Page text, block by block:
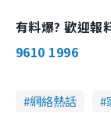
有料爆? 歡迎
9610 1996
網絡熱話